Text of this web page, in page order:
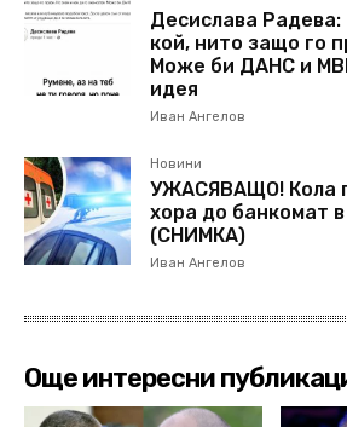
Десислава Радева:
кой, нито защо го
Може би ДАНС и
идея
Иван Ангелов
Новини
УЖАСЯВАЩО! Кола
хора до банкомат
(СНИМКА)
Иван Ангелов
Още интересни